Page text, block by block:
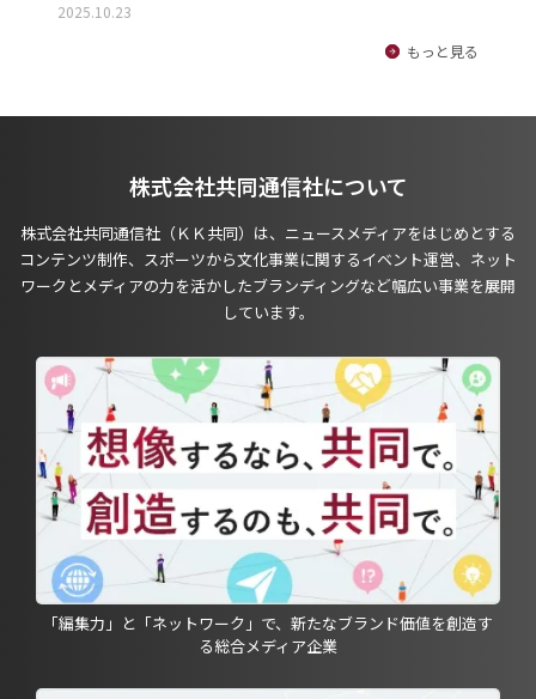
2025.10.23
もっと見る
株式会社共同通信社について
株式会社共同通信社（ＫＫ共同）は、ニュースメディアをはじめとする
コンテンツ制作、スポーツから文化事業に関するイベント運営、ネット
ワークとメディアの力を活かしたブランディングなど幅広い事業を展開
しています。
「編集力」と「ネットワーク」で、新たなブランド価値を創造す
る総合メディア企業